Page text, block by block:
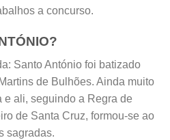
a concurso.
Santo António foi batizado
de Bulhões. Ainda muito
e ali, seguindo a Regra de
de Santa Cruz, formou-se ao
sagradas.